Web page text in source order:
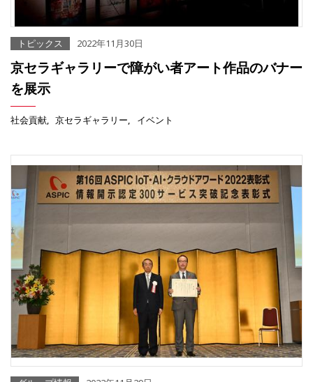
トピックス 2022年11月30日
京セラギャラリーで障がい者アート作品のバナー
を展示
社会貢献 京セラギャラリー イベント